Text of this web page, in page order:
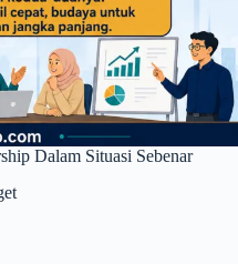
Dalam Situasi Sebenar